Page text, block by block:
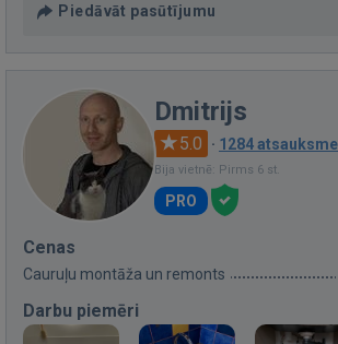
Piedāvāt pasūtījumu
Dmitrijs
5.0 · 1284
Bija vietnē: Pirms 6 st.
PRO
Cenas
Cauruļu montāža un remonts
Darbu piemēri